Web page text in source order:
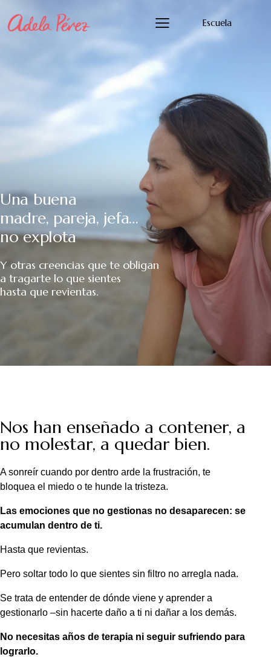
Escuela
Una buena
madre, pareja, jefa…
no explota
Y otras creencias que te obligan
a tragarte lo que sientes
hasta que revientas.
Nos han enseñado a contener, a
no molestar, a quedar bien.
A sonreír cuando por dentro arde la frustración, te
bloquea el miedo o te hunde la tristeza.
Las emociones que no gestionas no desaparecen: se
acumulan dentro de ti.
Hasta que revientas.
Pero soltar todo lo que sientes sin filtro no arregla nada.
Se trata de entender de dónde viene y aprender a
gestionarlo –sin hacerte daño a ti ni dañar a los demás.
No necesitas años de terapia ni seguir sufriendo para
lograrlo.